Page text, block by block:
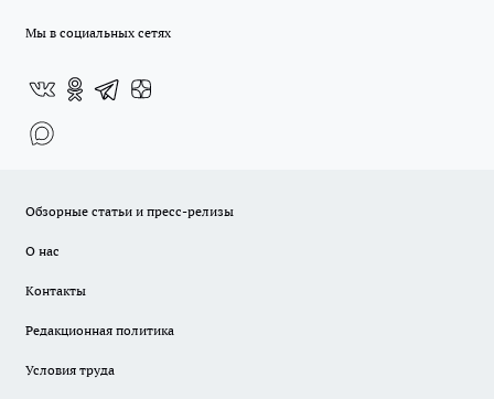
Мы в социальных сетях
Обзорные статьи и пресс-релизы
О нас
Контакты
Редакционная политика
Условия труда